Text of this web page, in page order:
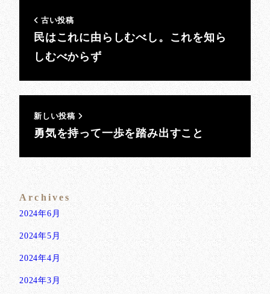
古い投稿
民はこれに由らしむべし。これを知ら
しむべからず
新しい投稿
勇気を持って一歩を踏み出すこと
Archives
2024年6月
2024年5月
2024年4月
2024年3月